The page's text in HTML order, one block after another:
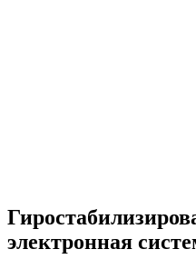
электронная